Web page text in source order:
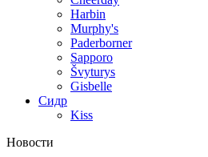
Harbin
Murphy's
Paderborner
Sapporo
Švyturys
Gisbelle
Сидр
Kiss
Новости